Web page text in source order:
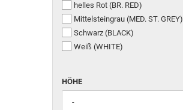
helles Rot (BR. RED)
Mittelsteingrau (MED. ST. GREY)
Schwarz (BLACK)
Weiß (WHITE)
HÖHE
HÖHE